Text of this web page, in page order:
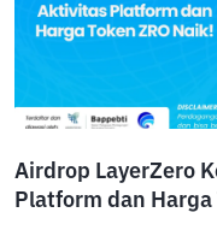
Airdrop LayerZero
Platform dan Harga